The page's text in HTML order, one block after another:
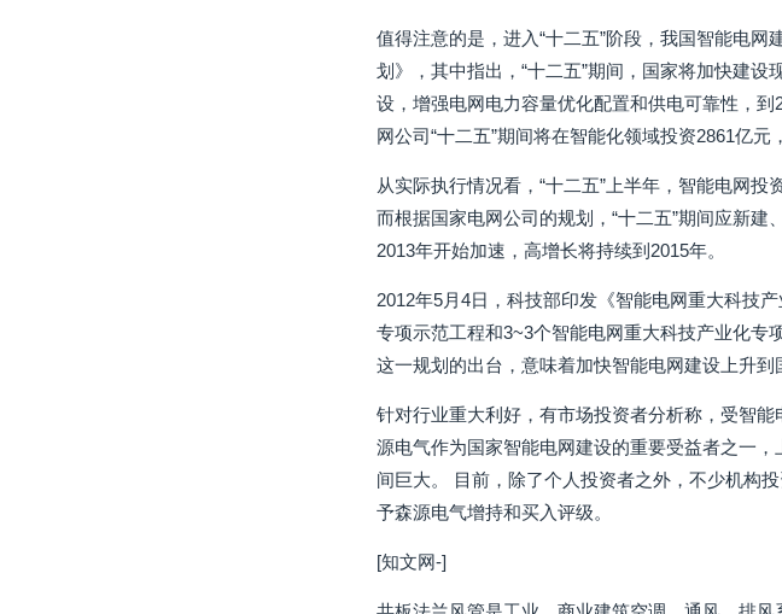
值得注意的是，进入“十二五”阶段，我国智能电
划》，其中指出，“十二五”期间，国家将加快建
设，增强电网电力容量优化配置和供电可靠性，
网公司“十二五”期间将在智能化领域投资2861亿元
从实际执行情况看，“十二五”上半年，智能电网
而根据国家电网公司的规划，“十二五”期间应新
2013年开始加速，高增长将持续到2015年。
2012年5月4日，科技部印发《智能电网重大科技
专项示范工程和3~3个智能电网重大科技产业化专
这一规划的出台，意味着加快智能电网建设上升到
针对行业重大利好，有市场投资者分析称，受智
源电气作为国家智能电网建设的重要受益者之一
间巨大。 目前，除了个人投资者之外，不少机构
予森源电气增持和买入评级。
[知文网-]